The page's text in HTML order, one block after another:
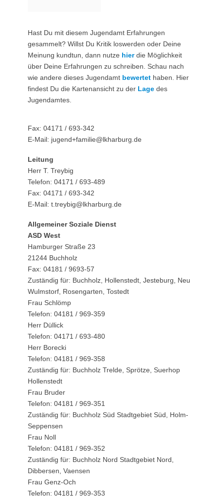
Hast Du mit diesem Jugendamt Erfahrungen
gesammelt? Willst Du Kritik loswerden oder Deine
Meinung kundtun, dann nutze hierdie Möglichkeit
über Deine Erfahrungen zu schreiben. Schau nach
wie andere dieses Jugendamt bewertethaben. Hier
findest Du die Kartenansicht zu der Lagedes
Jugendamtes.
Fax: 04171 / 693-342
E-Mail: jugend+familie@lkharburg.de
Leitung
Herr T. Treybig
Telefon: 04171 / 693-489
Fax: 04171 / 693-342
E-Mail: t.treybig@lkharburg.de
Allgemeiner Soziale Dienst
ASD West
Hamburger Straße 23
21244 Buchholz
Fax: 04181 / 9693-57
Zuständig für: Buchholz, Hollenstedt, Jesteburg, Neu
Wulmstorf, Rosengarten, Tostedt
Frau Schlömp
Telefon: 04181 / 969-359
Herr Düllick
Telefon: 04171 / 693-480
Herr Borecki
Telefon: 04181 / 969-358
Zuständig für: Buchholz Trelde, Sprötze, Suerhop
Hollenstedt
Frau Bruder
Telefon: 04181 / 969-351
Zuständig für: Buchholz Süd Stadtgebiet Süd, Holm-
Seppensen
Frau Noll
Telefon: 04181 / 969-352
Zuständig für: Buchholz Nord Stadtgebiet Nord,
Dibbersen, Vaensen
Frau Genz-Och
Telefon: 04181 / 969-353